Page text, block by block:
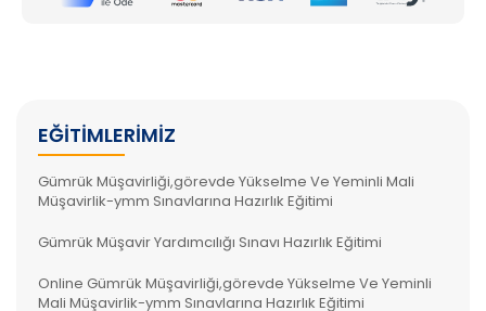
EĞITIMLERIMIZ
Gümrük Müşavirliği,görevde Yükselme Ve Yeminli Mali
Müşavirlik-ymm Sınavlarına Hazırlık Eğitimi
Gümrük Müşavir Yardımcılığı Sınavı Hazırlık Eğitimi
Online Gümrük Müşavirliği,görevde Yükselme Ve Yeminli
Mali Müşavirlik-ymm Sınavlarına Hazırlık Eğitimi